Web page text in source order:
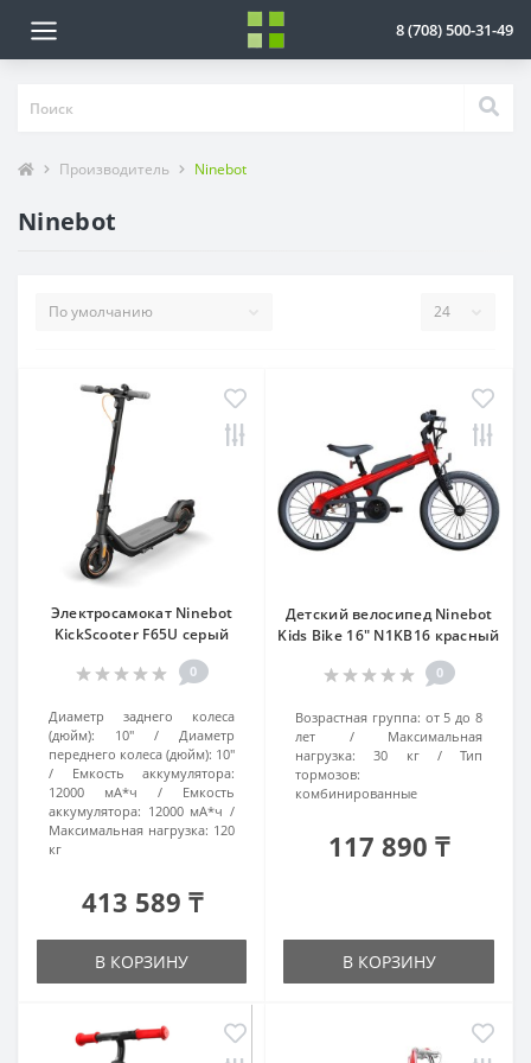
8 (708) 500-31-49
Производитель Ninebot
Ninebot
Электросамокат Ninebot
KickScooter F65U серый
0
Диаметр заднего колеса
(дюйм):
10"
Диаметр
переднего колеса (дюйм): 10"
Емкость аккумулятора:
12000 мА*ч
Емкость
аккумулятора: 12000 мА*ч
Максимальная нагрузка: 120
кг
413 589 ₸
В КОРЗИНУ
Детский велосипед Ninebot
Kids Bike 16" N1KB16 красный
0
Возрастная группа: от 5 до 8
лет
Максимальная
нагрузка:
30 кг
Тип
тормозов:
комбинированные
117 890 ₸
В КОРЗИНУ